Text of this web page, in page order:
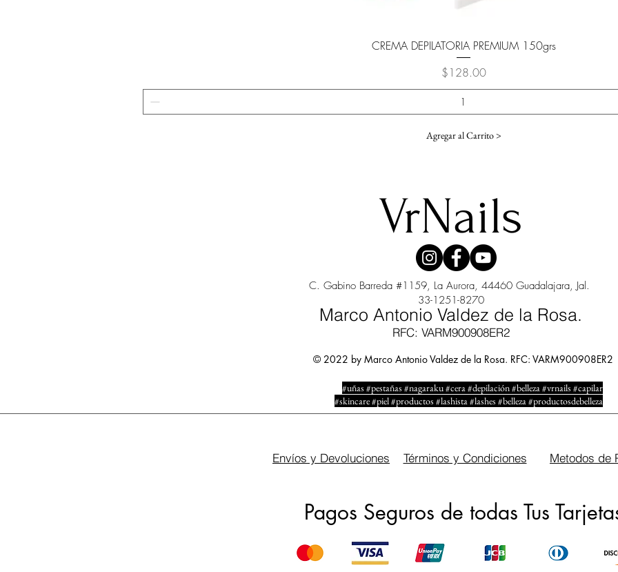
Vista rápida
CREMA DEPILATORIA PREMIUM 150grs
Precio
$128.00
Agregar al Carrito >
VrNails
C. Gabino Barreda #1159, La Aurora, 44460 Guadalajara, Jal.
33-1251-8270
Marco Antonio Valdez de la Rosa.
RFC: VARM900908ER2
© 2022 by Marco Antonio Valdez de la Rosa. RFC: VARM900908ER2
#uñas #pestañas #nagaraku #cera #depilación #belleza #vrnails #capilar
#skincare #piel #productos #lashista #lashes #belleza #productosdebelleza
Envíos y Devoluciones Términos y Condiciones Metodos de
Pagos Seguros de todas Tus